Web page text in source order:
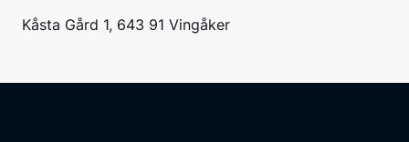
Kåsta Gård 1, 643 91 Vingåker